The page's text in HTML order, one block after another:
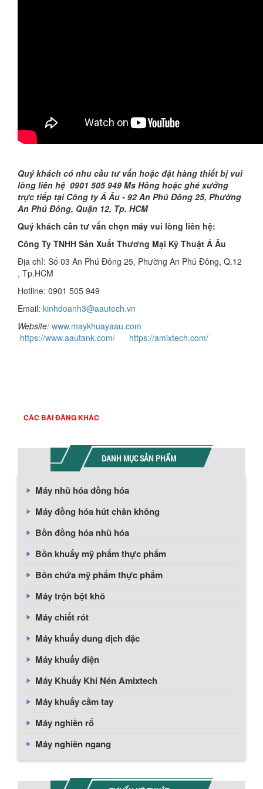
Quý khách có nhu cầu tư vấn hoặc đặt hàng thiết bị vui
lòng liên hệ 0901 505 949 Ms Hồng hoặc ghé xưởng
trực tiếp tại Công ty Á Âu - 92 An Phú Đông 25, Phường
An Phú Đông, Quận 12, Tp. HCM
Quý khách cần tư vấn chọn máy vui lòng liên hệ:
Công Ty TNHH Sản Xuất Thương Mại Kỹ Thuật Á Âu
Địa chỉ: Số 03 An Phú Đông 25, Phường An Phú Đông, Q.12
, Tp.HCM
Hotline: 0901 505 949
Email: kinhdoanh3@aautech.vn
Website: www.maykhuayaau.com
https://www.aautank.com/
https://amixtech.com/
CÁC BÀI ĐĂNG KHÁC
DANH MỤC SẢN PHẨM
Máy nhũ hóa đồng hóa
Máy đồng hóa hút chân không
Bồn đồng hóa nhũ hóa
Bồn khuấy mỹ phẩm thực phẩm
Bồn chứa mỹ phẩm thực phẩm
Máy trộn bột khô
Máy chiết rót
Máy khuấy dung dịch đặc
Máy khuấy điện
Máy Khuấy Khí Nén Amixtech
Máy khuấy cầm tay
Máy nghiền rổ
Máy nghiền ngang
Chính sách giao hàng